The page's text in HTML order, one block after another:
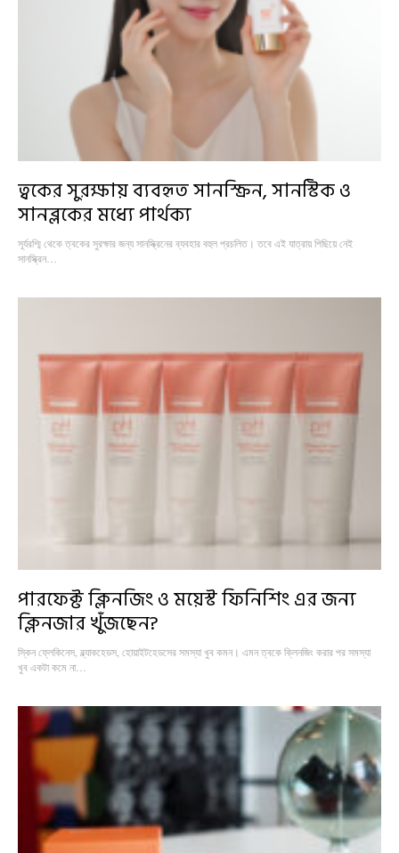
ত্বকের সুরক্ষায় ব্যবহৃত সানস্ক্রিন, সানস্টিক ও
সানব্লকের মধ্যে পার্থক্য
সূর্যরশ্মি থেকে ত্বকের সুরক্ষার জন্য সানস্ক্রিনের ব্যবহার বহুল প্রচলিত। তবে এই যাত্রায় পিছিয়ে নেই
সানস্ক্রিন…
পারফেক্ট ক্লিনজিং ও ময়েস্ট ফিনিশিং এর জন্য
ক্লিনজার খুঁজছেন?
স্কিন ফ্লেকিনেস, ব্ল্যাকহেডস, হোয়াইটহেডসের সমস্যা খুব কমন। এমন ত্বকে ক্লিনজিং করার পর সমস্যা
খুব একটা কমে না…